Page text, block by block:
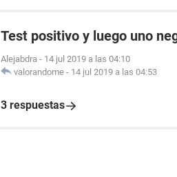
Test positivo y luego uno
Alejabdra - 14 jul 2019 a las 04:10
valorandome - 14 jul 2019 a las 04:53
3 respuestas